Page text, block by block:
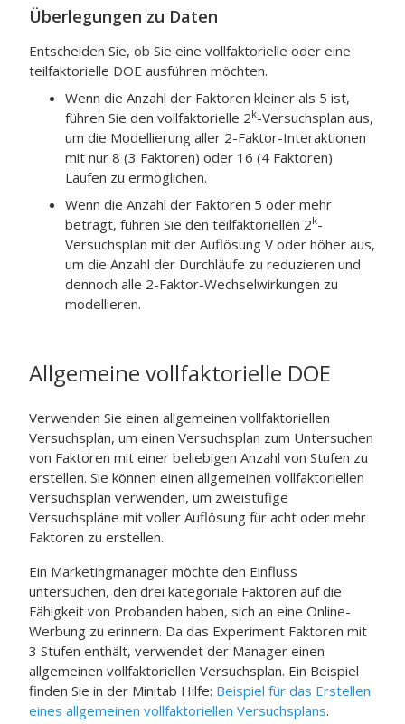
Überlegungen zu Daten
Entscheiden Sie, ob Sie eine vollfaktorielle oder eine
teilfaktorielle DOE ausführen möchten.
Wenn die Anzahl der Faktoren kleiner als 5 ist,
führen Sie den vollfaktorielle 2k-Versuchsplan aus,
um die Modellierung aller 2-Faktor-Interaktionen
mit nur 8 (3 Faktoren) oder 16 (4 Faktoren)
Läufen zu ermöglichen.
Wenn die Anzahl der Faktoren 5 oder mehr
beträgt, führen Sie den teilfaktoriellen 2k-
Versuchsplan mit der Auflösung V oder höher aus,
um die Anzahl der Durchläufe zu reduzieren und
dennoch alle 2-Faktor-Wechselwirkungen zu
modellieren.
Allgemeine vollfaktorielle DOE
Verwenden Sie einen allgemeinen vollfaktoriellen
Versuchsplan, um einen Versuchsplan zum Untersuchen
von Faktoren mit einer beliebigen Anzahl von Stufen zu
erstellen. Sie können einen allgemeinen vollfaktoriellen
Versuchsplan verwenden, um zweistufige
Versuchspläne mit voller Auflösung für acht oder mehr
Faktoren zu erstellen.
Ein Marketingmanager möchte den Einfluss
untersuchen, den drei kategoriale Faktoren auf die
Fähigkeit von Probanden haben, sich an eine Online-
Werbung zu erinnern. Da das Experiment Faktoren mit
3 Stufen enthält, verwendet der Manager einen
allgemeinen vollfaktoriellen Versuchsplan. Ein Beispiel
finden Sie in der Minitab Hilfe: Beispiel für das Erstellen
eines allgemeinen vollfaktoriellen Versuchsplans.